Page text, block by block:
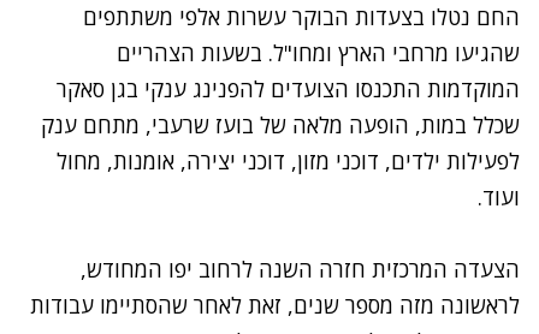
החם נטלו בצעדות הבוקר עשרות אלפי משתתפים
שהגיעו מרחבי הארץ ומחו"ל. בשעות הצהריים
המוקדמות התכנסו הצועדים להפנינג ענקי בגן סאקר
שכלל במות, הופעה מלאה של בועז שרעבי, מתחם ענק
לפעילות ילדים, דוכני מזון, דוכני יצירה, אומנות, מחול
ועוד.
הצעדה המרכזית חזרה השנה לרחוב יפו המחודש,
לראשונה מזה מספר שנים, זאת לאחר שהסתיימו עבודות